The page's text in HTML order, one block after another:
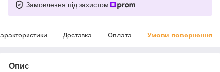
Замовлення під захистом
Доставка Оплата Умови повернення
Опис